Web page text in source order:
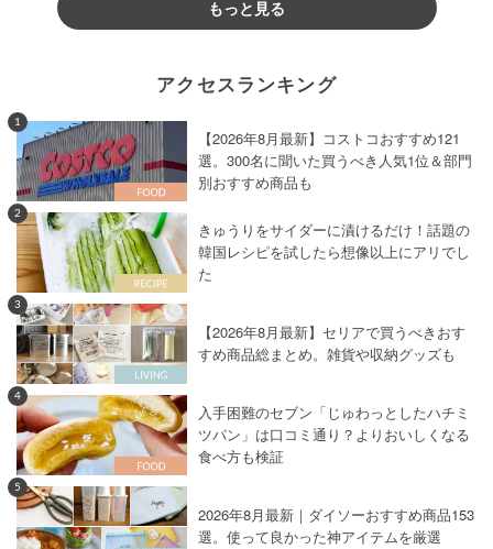
もっと見る
アクセスランキング
1
【2026年8月最新】コストコおすすめ121
選。300名に聞いた買うべき人気1位＆部門
別おすすめ商品も
2
きゅうりをサイダーに漬けるだけ！話題の
韓国レシピを試したら想像以上にアリでし
た
3
【2026年8月最新】セリアで買うべきおす
すめ商品総まとめ。雑貨や収納グッズも
4
入手困難のセブン「じゅわっとしたハチミ
ツパン」は口コミ通り？よりおいしくなる
食べ方も検証
5
2026年8月最新｜ダイソーおすすめ商品153
選。使って良かった神アイテムを厳選